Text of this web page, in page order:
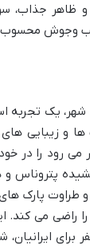
ظاهر جذاب،
وجوش
یک شهر، یک
ها و زیبایی
می رود را
پتروناس و
طراوت پارک
راضی می کند.